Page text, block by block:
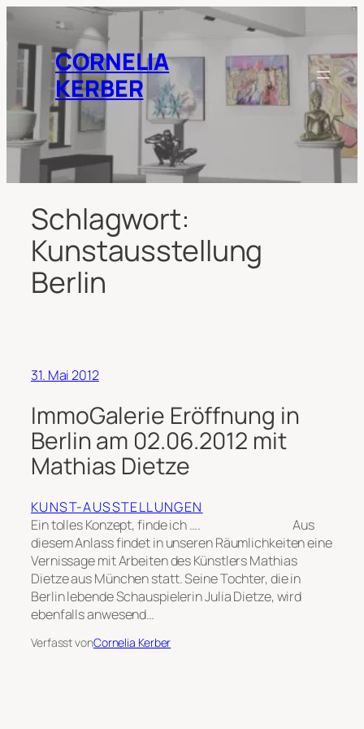
springenCORNELIA
KERBER
Schlagwort:
Kunstausstellung
Berlin
31. Mai 2012
ImmoGalerie Eröffnung in
Berlin am 02.06.2012 mit
Mathias Dietze
KUNST-AUSSTELLUNGEN
Ein tolles Konzept, finde ich …. Aus
diesem Anlass findet in unseren Räumlichkeiten eine
Vernissage mit Arbeiten des Künstlers Mathias
Dietze aus München statt. Seine Tochter, die in
Berlin lebende Schauspielerin Julia Dietze, wird
ebenfalls anwesend…
Verfasst vonCornelia Kerber